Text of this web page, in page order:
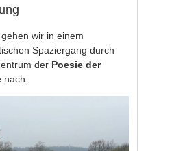
wir in einem
Spaziergang durch
der Poesie der
nach.